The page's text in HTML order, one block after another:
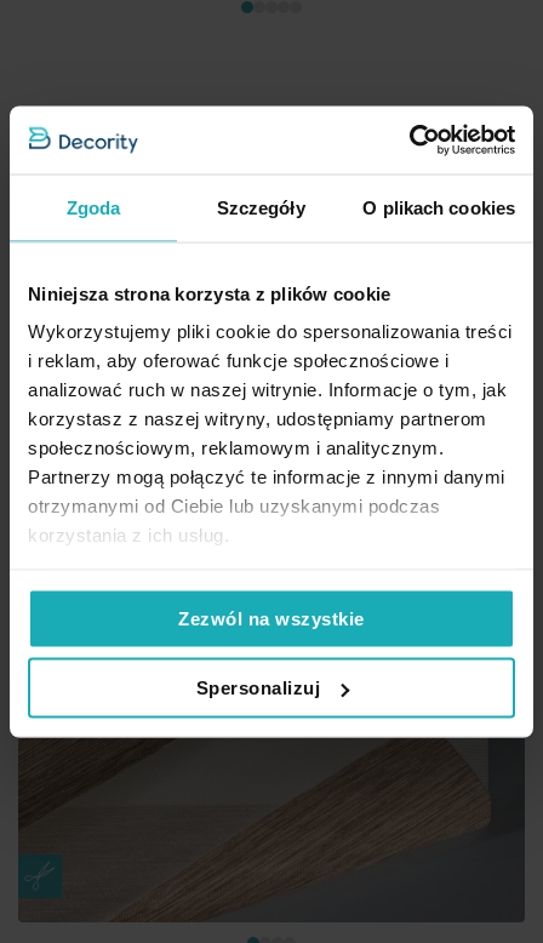
Zgoda Szczegóły O plikach cookies
Niniejsza strona korzysta z plików cookie
Wykorzystujemy pliki cookie do spersonalizowania treści
i reklam, aby oferować funkcje społecznościowe i
analizować ruch w naszej witrynie. Informacje o tym, jak
korzystasz z naszej witryny, udostępniamy partnerom
społecznościowym, reklamowym i analitycznym.
Partnerzy mogą połączyć te informacje z innymi danymi
otrzymanymi od Ciebie lub uzyskanymi podczas
korzystania z ich usług.
Zezwól na wszystkie
Spersonalizuj
Roleta Dzień - Noc brązowa z tkaniny roletowej w gładkie pasy
Przykładowy rozmiar: 60 x 60 cm
100%
83,00 zł
Wybierz rozmiar i kolor osprzętu